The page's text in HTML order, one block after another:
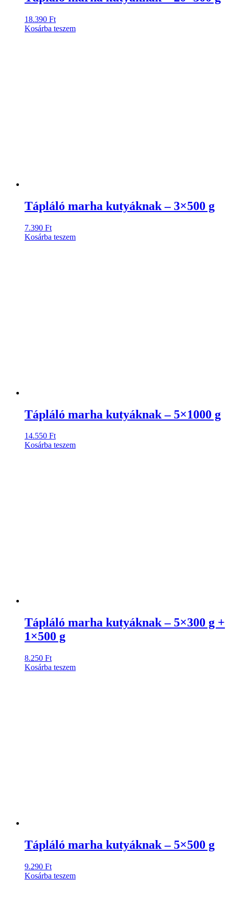
18.390 Ft
Kosárba teszem
Tápláló marha kutyáknak – 3×500 g
7.390 Ft
Kosárba teszem
Tápláló marha kutyáknak – 5×1000 g
14.550 Ft
Kosárba teszem
Tápláló marha kutyáknak – 5×300 g +
1×500 g
8.250 Ft
Kosárba teszem
Tápláló marha kutyáknak – 5×500 g
9.290 Ft
Kosárba teszem